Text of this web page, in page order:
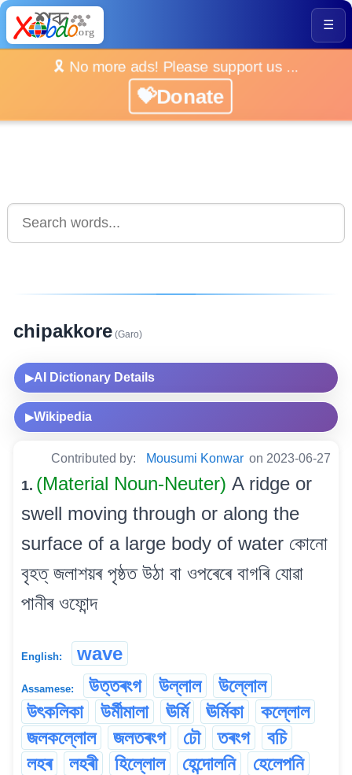
☰
🎗️ No more ads! Please support us ...
💝Donate
chipakkore (Garo)
▶AI Dictionary Details
▶Wikipedia
Contributed by: Mousumi Konwar on 2023-06-27
1. (Material Noun-Neuter) A ridge or
swell moving through or along the
surface of a large body of water কোনো
বৃহত্ জলাশয়ৰ পৃষ্ঠত উঠা বা ওপৰেৰে বাগৰি যোৱা
পানীৰ ওফোন্দ
English: wave
Assamese: উত্তৰংগ উল্লাল
উল্লোল
উৎকলিকা
উৰ্মীমালা ঊৰ্মি ঊৰ্মিকা
কল্লোল
জলকল্লোল
জলতৰংগ ঢৌ তৰংগ
বচি
লহৰ
লহৰী হিল্লোল হেন্দোলনি হেলেপনি